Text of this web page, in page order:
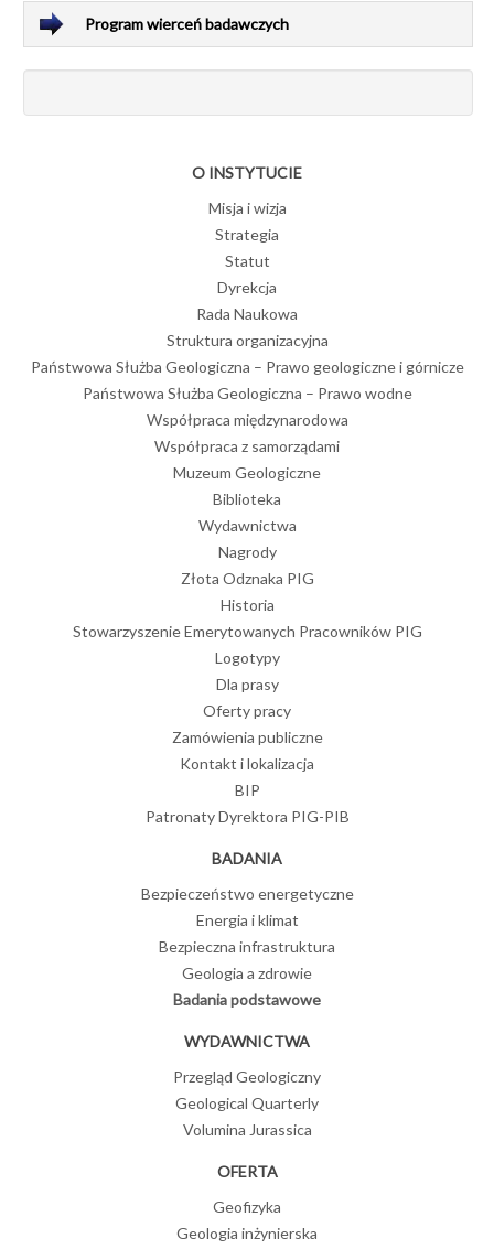
Program wierceń badawczych
O INSTYTUCIE
Misja i wizja
Strategia
Statut
Dyrekcja
Rada Naukowa
Struktura organizacyjna
Państwowa Służba Geologiczna – Prawo geologiczne i górnicze
Państwowa Służba Geologiczna – Prawo wodne
Współpraca międzynarodowa
Współpraca z samorządami
Muzeum Geologiczne
Biblioteka
Wydawnictwa
Nagrody
Złota Odznaka PIG
Historia
Stowarzyszenie Emerytowanych Pracowników PIG
Logotypy
Dla prasy
Oferty pracy
Zamówienia publiczne
Kontakt i lokalizacja
BIP
Patronaty Dyrektora PIG-PIB
BADANIA
Bezpieczeństwo energetyczne
Energia i klimat
Bezpieczna infrastruktura
Geologia a zdrowie
Badania podstawowe
WYDAWNICTWA
Przegląd Geologiczny
Geological Quarterly
Volumina Jurassica
OFERTA
Geofizyka
Geologia inżynierska